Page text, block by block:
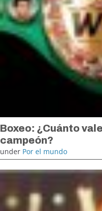
Boxeo: ¿Cuánto
campeón?
under Por el mundo